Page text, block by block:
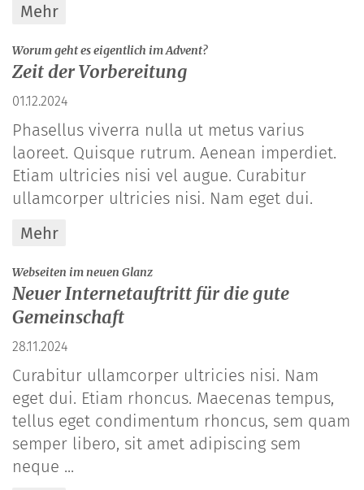
Mehr
Worum geht es eigentlich im Advent?:
Zeit der Vorbereitung
01.12.2024
Phasellus viverra nulla ut metus varius
laoreet. Quisque rutrum. Aenean imperdiet.
Etiam ultricies nisi vel augue. Curabitur
ullamcorper ultricies nisi. Nam eget dui.
Mehr
Webseiten im neuen Glanz:
Neuer Internetauftritt für die gute
Gemeinschaft
28.11.2024
Curabitur ullamcorper ultricies nisi. Nam
eget dui. Etiam rhoncus. Maecenas tempus,
tellus eget condimentum rhoncus, sem quam
semper libero, sit amet adipiscing sem
neque ...